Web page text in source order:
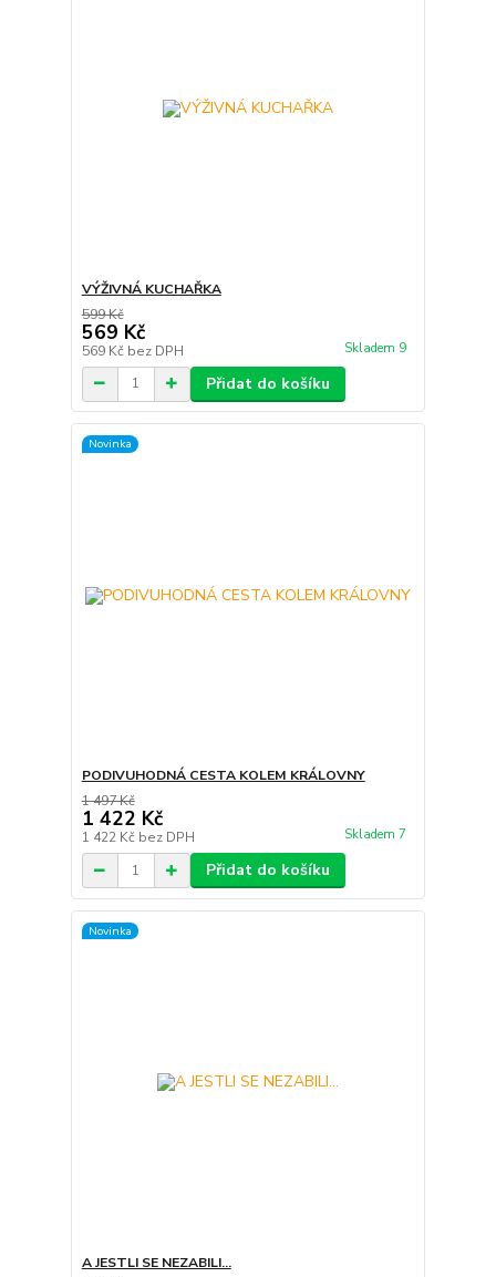
VÝŽIVNÁ KUCHAŘKA
599 Kč
569 Kč
569 Kč bez DPH Skladem 9
Přidat do košíku
Novinka
PODIVUHODNÁ CESTA KOLEM KRÁLOVNY
1 497 Kč
1 422 Kč
1 422 Kč bez DPH Skladem 7
Přidat do košíku
Novinka
A JESTLI SE NEZABILI…